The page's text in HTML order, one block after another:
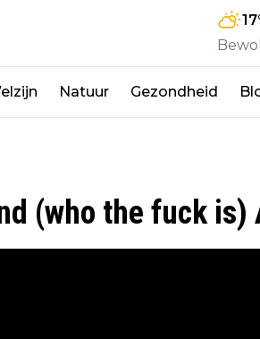
17
Natuur Gezondheid
(who the fuck is)